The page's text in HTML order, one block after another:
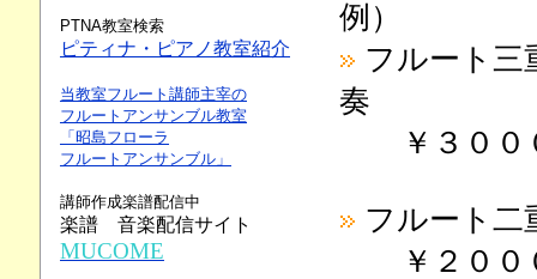
例）
フルート
奏
￥３００
フルート二
￥２００
PTNA教室検索
ピティナ・ピアノ教室紹介
当教室フルート講師主宰の
フルートアンサンブル教室
「昭島フローラ
フルートアンサンブル」
講師作成楽譜配信中
楽譜 音楽配信サイト
MUCOME